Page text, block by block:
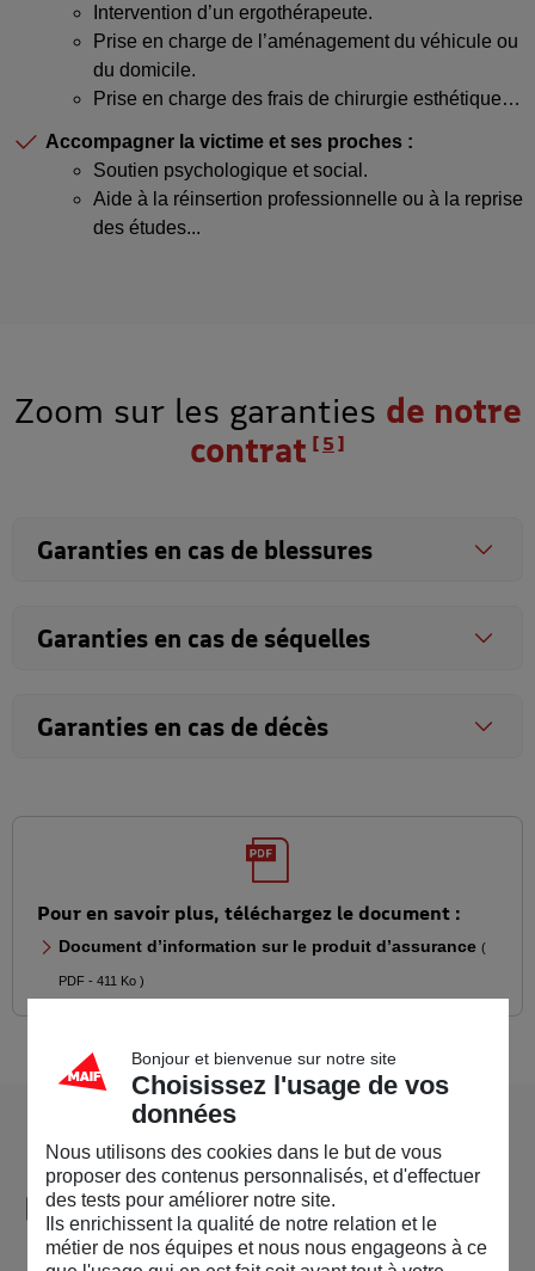
Intervention d’un ergothérapeute.
Prise en charge de l’aménagement du véhicule ou
du domicile.
Prise en charge des frais de chirurgie esthétique…
Accompagner la victime et ses proches :
Soutien psychologique et social.
Aide à la réinsertion professionnelle ou à la reprise
des études...
Zoom sur les garanties de notre
contrat
5
Garanties en cas de blessures
Garanties en cas de séquelles
Garanties en cas de décès
Pour en savoir plus, téléchargez le document :
Document d’information sur le produit d’assurance (
PDF - 411 Ko )
MAIF vous conseillesur
l’assurance des accidents de la
vie courante
Bonjour et bienvenue sur notre site
Choisissez l'usage de vos
données
Nous utilisons des cookies dans le but de vous
proposer des contenus personnalisés, et d'effectuer
des tests pour améliorer notre site.
Ils enrichissent la qualité de notre relation et le
métier de nos équipes et nous nous engageons à ce